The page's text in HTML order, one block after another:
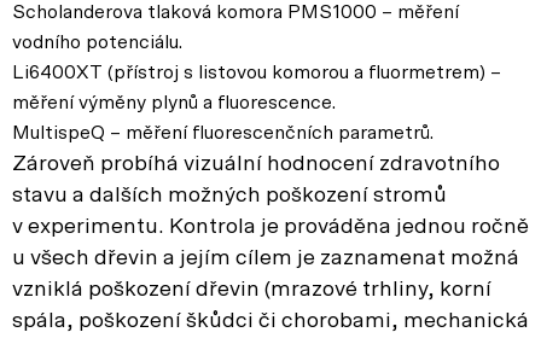
Scholanderova tlaková komora PMS1000 – měření
vodního potenciálu.
Li6400XT (přístroj s listovou komorou a fluormetrem) –
měření výměny plynů a fluorescence.
MultispeQ – měření fluorescenčních parametrů.
Zároveň probíhá vizuální hodnocení zdravotního
stavu a dalších možných poškození stromů
v experimentu. Kontrola je prováděna jednou ročně
u všech dřevin a jejím cílem je zaznamenat možná
vzniklá poškození dřevin (mrazové trhliny, korní
spála, poškození škůdci či chorobami, mechanická